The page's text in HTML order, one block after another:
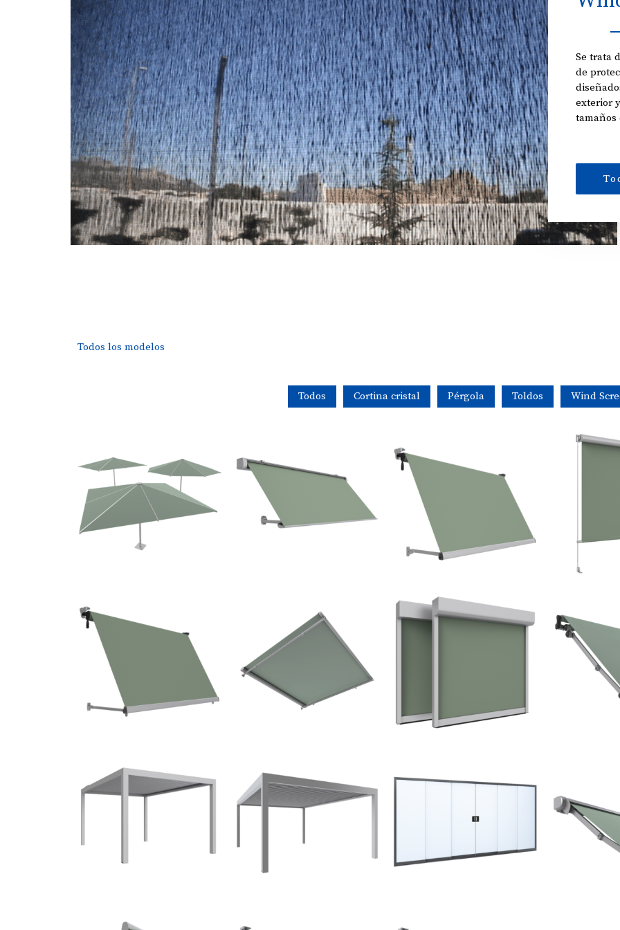
Se trata
de
exterior
tamaños
Todos los modelos
Todos Cortina cristal Pérgola Toldos Wind